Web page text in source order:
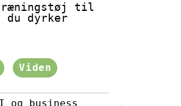
til
du dyrker
Viden